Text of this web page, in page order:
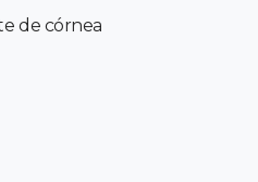
de córnea